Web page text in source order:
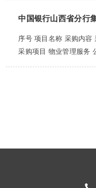
中国银行山西省分行
序号 项目名称 采购内
采购项目 物业管理服务